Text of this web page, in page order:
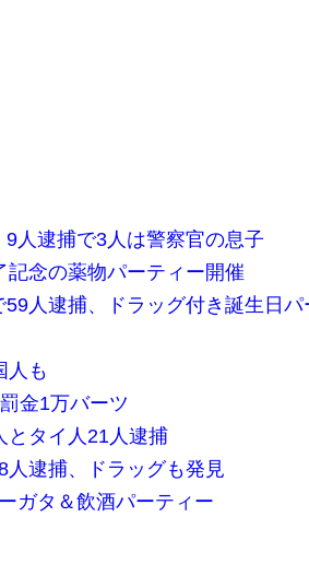
人逮捕で3人は警察官の息子
念の薬物パーティー開催
人逮捕、ドラッグ付き誕生日パ
人も
金1万バーツ
とタイ人21人逮捕
逮捕、ドラッグも発見
ガタ＆飲酒パーティー